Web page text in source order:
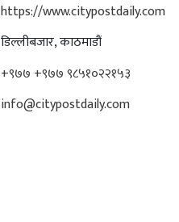
https://www.citypostdaily.com
डिल्लीबजार, काठमाडौं
+९७७ +९७७ ९८५१०२२१५३
info@citypostdaily.com